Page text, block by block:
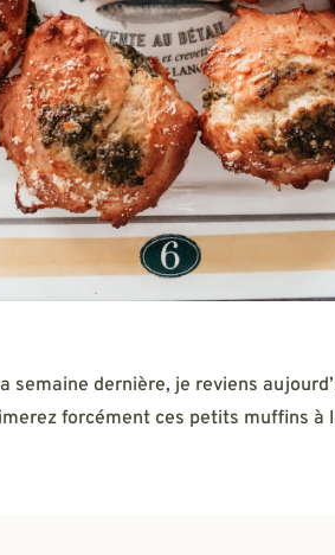
semaine dernière, je reviens
forcément ces petits muffins à